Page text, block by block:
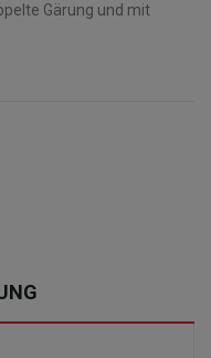
Gärung und mit